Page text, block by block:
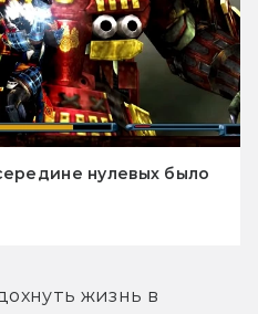
нулевых было
жизнь в